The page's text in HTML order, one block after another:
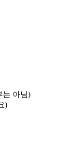
는 아님)
)